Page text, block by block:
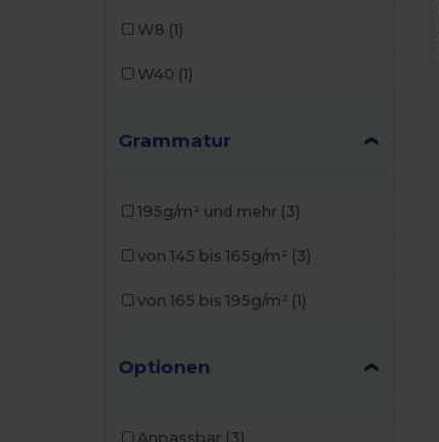
W8 (1)
W40 (1)
Grammatur
195g/m² und mehr (3)
von 145 bis 165g/m² (3)
von 165 bis 195g/m² (1)
Optionen
Anpassbar (3)